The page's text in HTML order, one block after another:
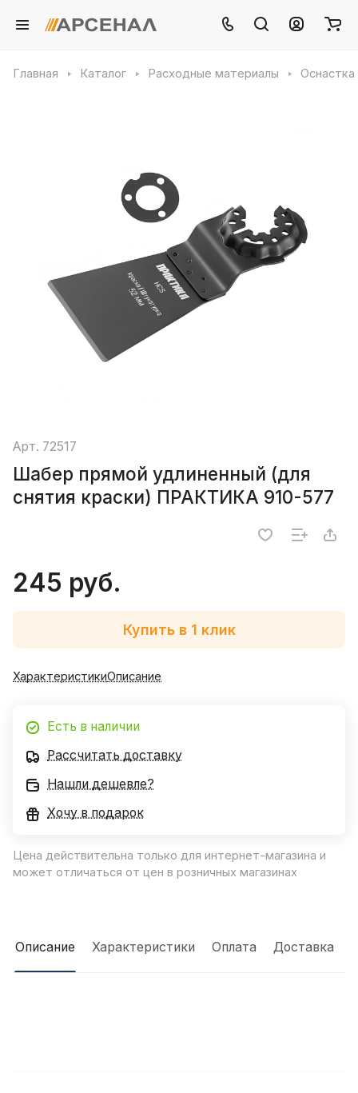
Главная Каталог Расходные материалы
Арт. 72517
Шабер прямой удлиненный (для
снятия краски) ПРАКТИКА 910-577
245 руб.
Купить в 1 клик
ХарактеристикиОписание
Есть в наличии
Рассчитать доставку
Нашли дешевле?
Хочу в подарок
Цена действительна только для интернет-магазина и
может отличаться от цен в розничных магазинах
Описание Характеристики Оплата Доставка